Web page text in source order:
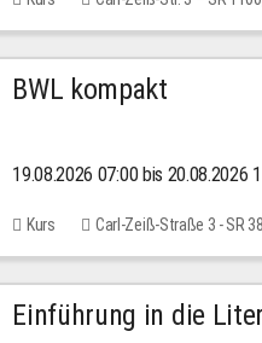
BWL kompakt
19.08.2026 07:00 bis 20.08.2026
Kurs Carl-Zeiß-Straße 3 - SR
Einführung in die